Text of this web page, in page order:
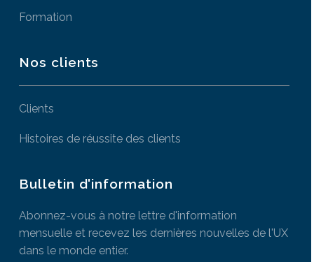
Formation
Nos clients
Clients
Histoires de réussite des clients
Bulletin d'information
Abonnez-vous à notre lettre d'information
mensuelle et recevez les dernières nouvelles de l'UX
dans le monde entier.